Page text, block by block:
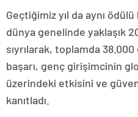
Geçtiğimiz yıl da aynı
dünya genelinde yaklaşık
sıyrılarak, toplamda 38.000
başarı, genç girişimcinin
üzerindeki etkisini ve
kanıtladı.